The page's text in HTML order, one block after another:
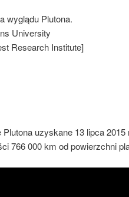
wyglądu Plutona.
University
Research Institute]
uzyskane 13 lipca 2015
766 000 km od powierzchni